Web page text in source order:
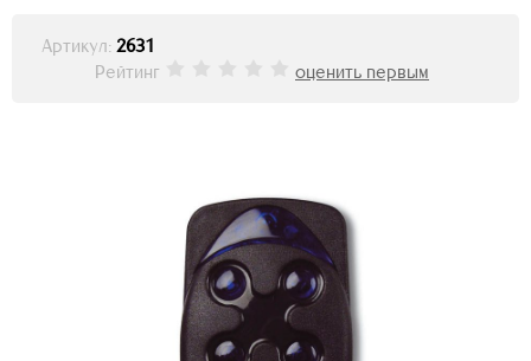
Артикул: 2631
Рейтинг
оценить первым